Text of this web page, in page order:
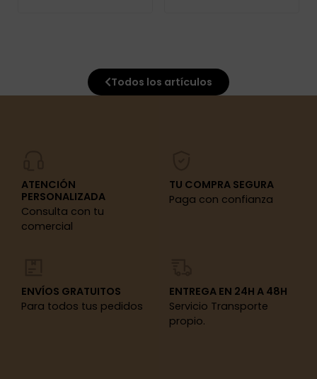
Todos los artículos
ATENCIÓN
PERSONALIZADA
Consulta con tu
comercial
TU COMPRA SEGURA
Paga con confianza
ENVÍOS GRATUITOS
Para todos tus pedidos
ENTREGA EN 24H A 48H
Servicio Transporte
propio.